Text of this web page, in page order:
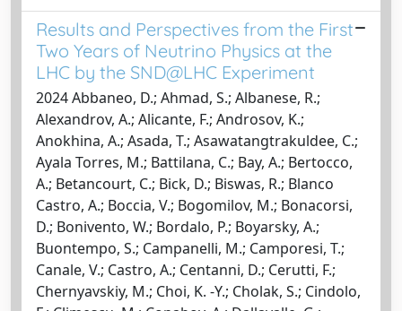
Results and Perspectives from the First
Two Years of Neutrino Physics at the
LHC by the SND@LHC Experiment
2024 Abbaneo, D.; Ahmad, S.; Albanese, R.;
Alexandrov, A.; Alicante, F.; Androsov, K.;
Anokhina, A.; Asada, T.; Asawatangtrakuldee, C.;
Ayala Torres, M.; Battilana, C.; Bay, A.; Bertocco,
A.; Betancourt, C.; Bick, D.; Biswas, R.; Blanco
Castro, A.; Boccia, V.; Bogomilov, M.; Bonacorsi,
D.; Bonivento, W.; Bordalo, P.; Boyarsky, A.;
Buontempo, S.; Campanelli, M.; Camporesi, T.;
Canale, V.; Castro, A.; Centanni, D.; Cerutti, F.;
Chernyavskiy, M.; Choi, K. -Y.; Cholak, S.; Cindolo,